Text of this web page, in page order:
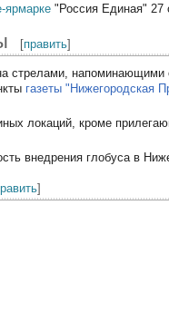
ярмарке "Россия Единая" 27
[править]
стрелами,
газеты "Нижегородская
локаций, кроме
внедрения глобуса в
]